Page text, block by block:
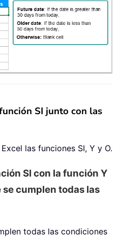
SI junto con las
las funciones SI, Y y O.
SI con la función Y
cumplen todas las
todas las condiciones